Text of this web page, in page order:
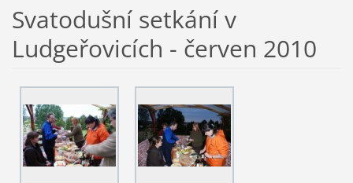
Svatodušní setkání v
Ludgeřovicích - červen 2010